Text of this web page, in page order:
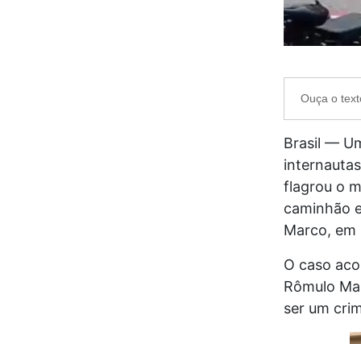
Ouça o
Brasil —
flagrou o
caminhão
Marco, em
O caso
Rômulo
ser um